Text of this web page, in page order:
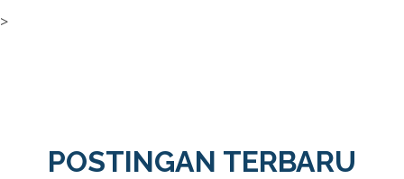
>
POSTINGAN TERBARU